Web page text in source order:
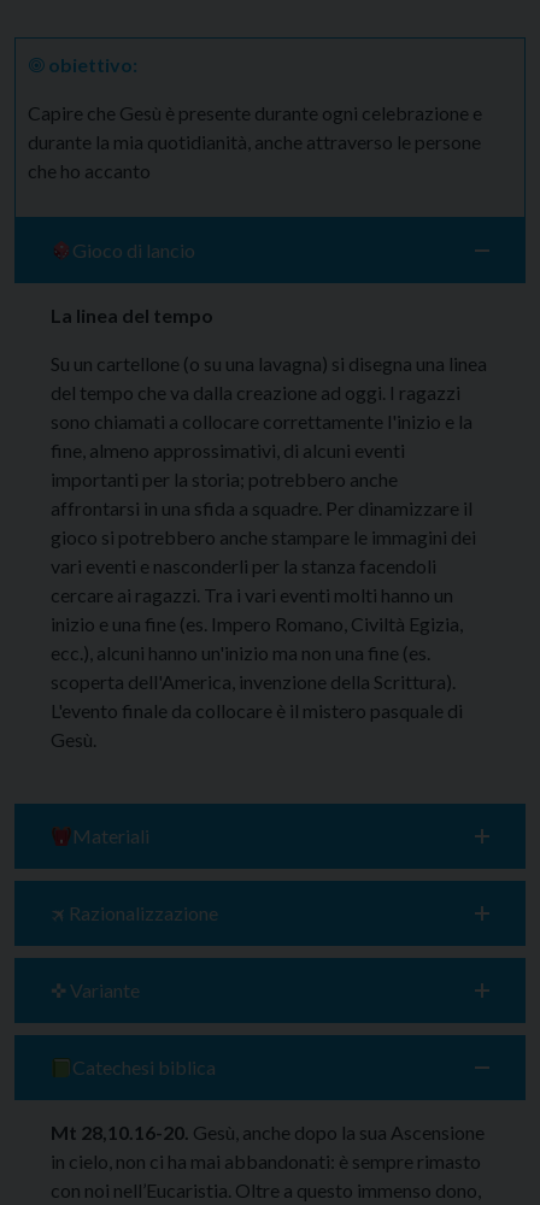
🞋 obiettivo:
Capire che Gesù è presente durante ogni celebrazione e
durante la mia quotidianità, anche attraverso le persone
che ho accanto
Gioco di lancio
La linea del tempo
Su un cartellone (o su una lavagna) si disegna una linea
del tempo che va dalla creazione ad oggi. I ragazzi
sono chiamati a collocare correttamente l'inizio e la
fine, almeno approssimativi, di alcuni eventi
importanti per la storia; potrebbero anche
affrontarsi in una sfida a squadre. Per dinamizzare il
gioco si potrebbero anche stampare le immagini dei
vari eventi e nasconderli per la stanza facendoli
cercare ai ragazzi. Tra i vari eventi molti hanno un
inizio e una fine (es. Impero Romano, Civiltà Egizia,
ecc.), alcuni hanno un'inizio ma non una fine (es.
scoperta dell'America, invenzione della Scrittura).
L'evento finale da collocare è il mistero pasquale di
Gesù.
Materiali
🛪 Razionalizzazione
✜ Variante
Catechesi biblica
Mt 28,10.16-20. Gesù, anche dopo la sua Ascensione
in cielo, non ci ha mai abbandonati: è sempre rimasto
con noi nell’Eucaristia. Oltre a questo immenso dono,